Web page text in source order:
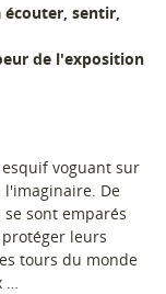
écouter, sentir,
de l'exposition
voguant sur
l'imaginaire. De
sont emparés
leurs
tours du monde
…